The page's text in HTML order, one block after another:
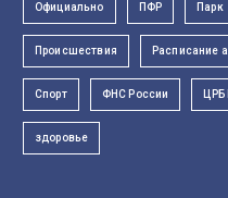
Официально ПФР Парк
Происшествия Расписание
Спорт ФНС России
здоровье